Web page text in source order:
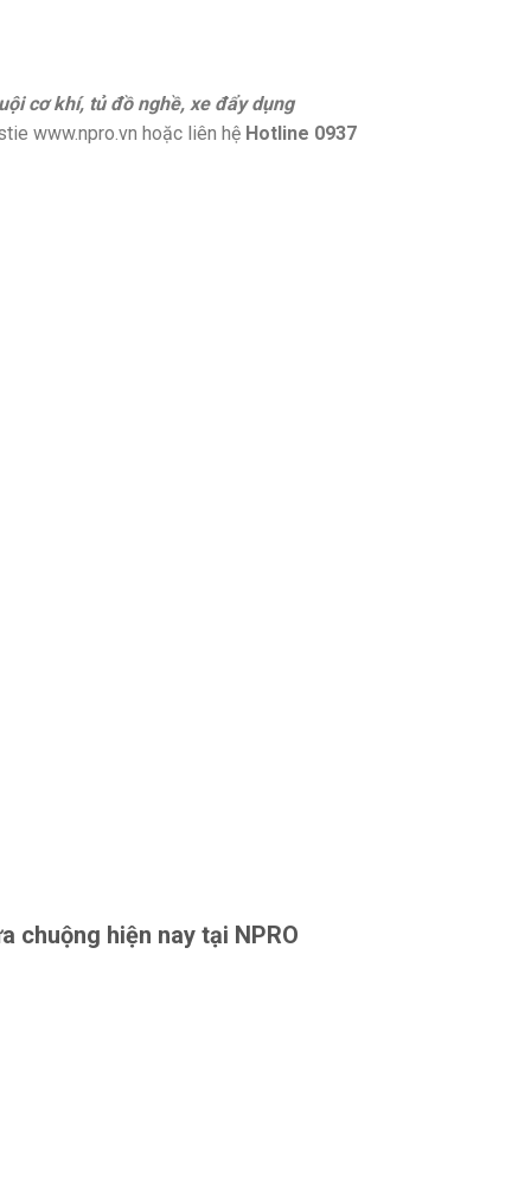
cơ khí, tủ đồ nghề, xe đẩy dụng
www.npro.vn hoặc liên hệ Hotline 0937
chuộng hiện nay tại NPRO